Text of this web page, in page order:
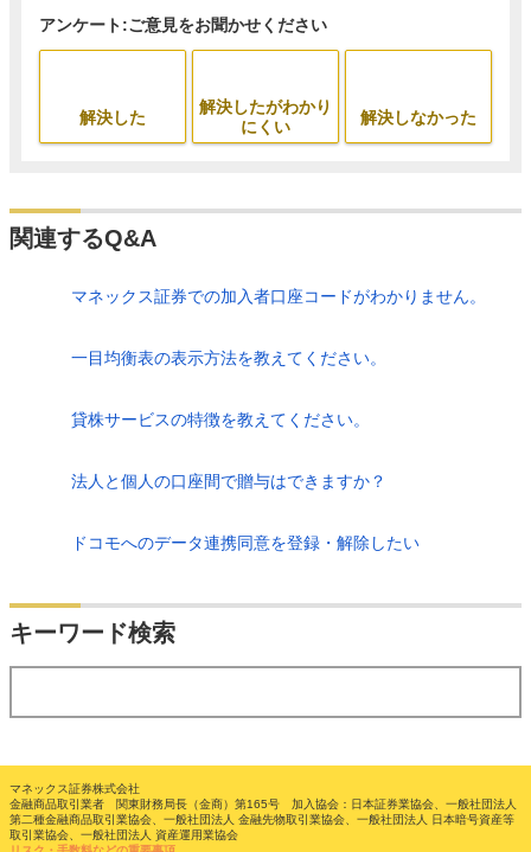
アンケート:ご意見をお聞かせください
解決した
解決したがわかり
にくい
解決しなかった
関連するQ&A
マネックス証券での加入者口座コードがわかりません。
一目均衡表の表示方法を教えてください。
貸株サービスの特徴を教えてください。
法人と個人の口座間で贈与はできますか？
ドコモへのデータ連携同意を登録・解除したい
キーワード検索
マネックス証券株式会社
金融商品取引業者 関東財務局長（金商）第165号 加入協会：日本証券業協会、一般社団法人
第二種金融商品取引業協会、一般社団法人 金融先物取引業協会、一般社団法人 日本暗号資産等
取引業協会、一般社団法人 資産運用業協会